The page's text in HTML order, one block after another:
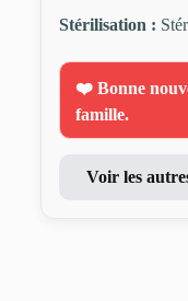
Stérilisation :
❤️ Bonne
famille.
Voir les